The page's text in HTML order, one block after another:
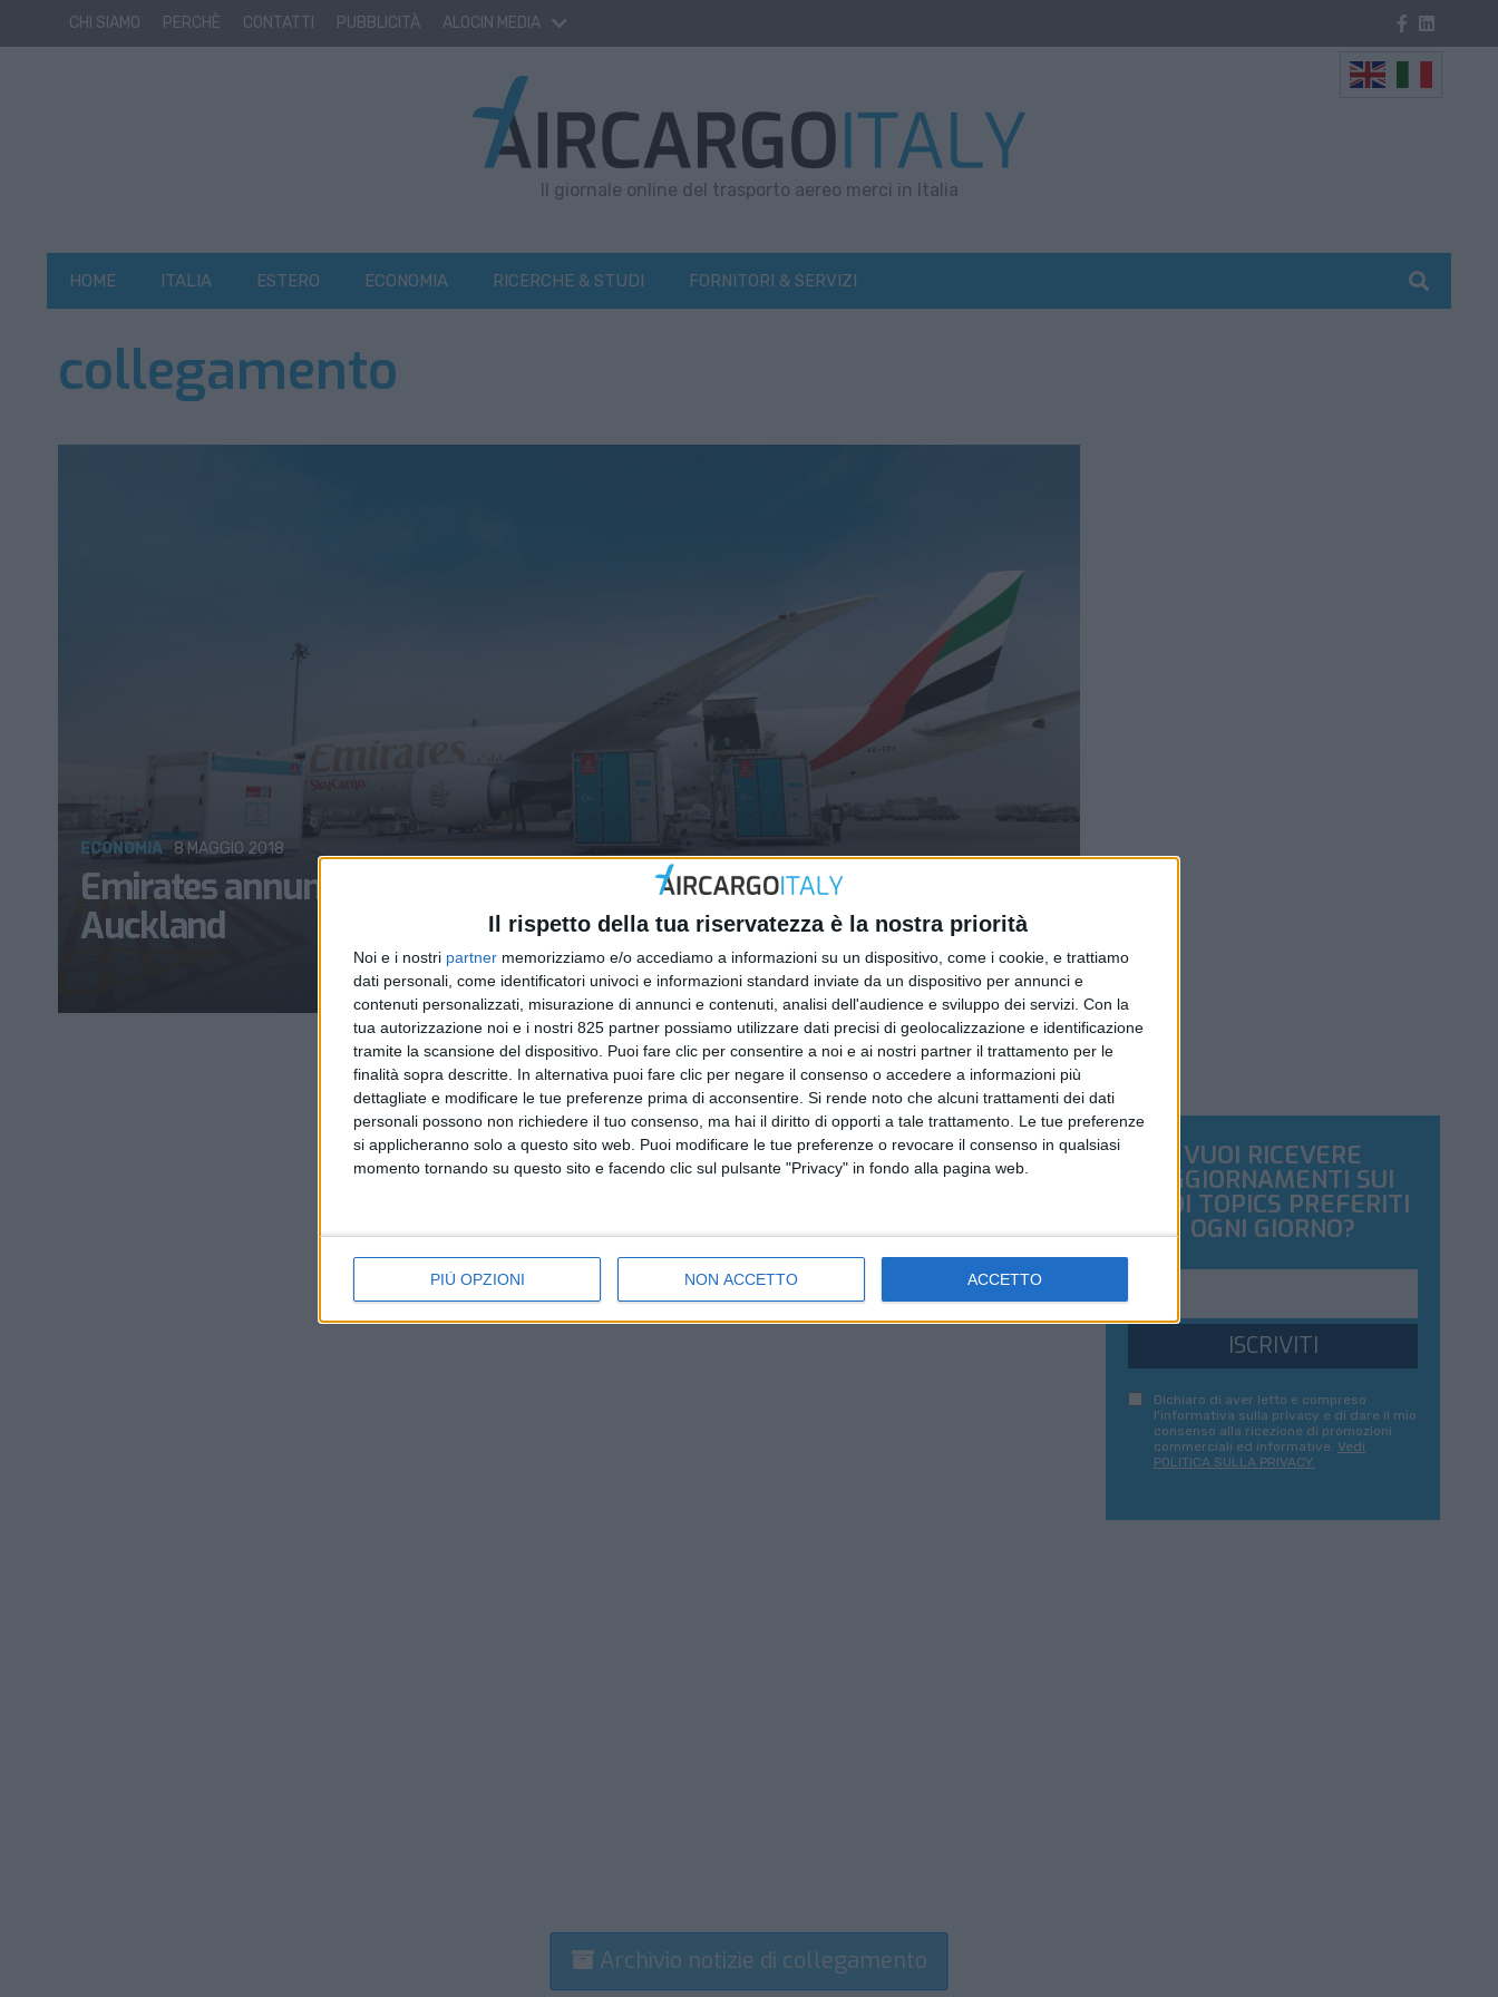
Il rispetto della tua riservatezza è la nostra priorità
Noi e i nostri partner memorizziamo e/o accediamo a informazioni su un dispositivo, come i cookie, e trattiamo
dati personali, come identificatori univoci e informazioni standard inviate da un dispositivo per annunci e
contenuti personalizzati, misurazione di annunci e contenuti, analisi dell'audience e sviluppo dei servizi. Con la
tua autorizzazione noi e i nostri 825 partner possiamo utilizzare dati precisi di geolocalizzazione e identificazione
tramite la scansione del dispositivo. Puoi fare clic per consentire a noi e ai nostri partner il trattamento per le
finalità sopra descritte. In alternativa puoi fare clic per negare il consenso o accedere a informazioni più
dettagliate e modificare le tue preferenze prima di acconsentire. Si rende noto che alcuni trattamenti dei dati
personali possono non richiedere il tuo consenso, ma hai il diritto di opporti a tale trattamento. Le tue preferenze
si applicheranno solo a questo sito web. Puoi modificare le tue preferenze o revocare il consenso in qualsiasi
momento tornando su questo sito e facendo clic sul pulsante "Privacy" in fondo alla pagina web.
PIÙ OPZIONI NON ACCETTO ACCETTO
CHI SIAMO PERCHÈ CONTATTI PUBBLICITÀ ALOCIN MEDIA
Il giornale online del trasporto aereo merci in Italia
HOME ITALIA ESTERO ECONOMIA RICERCHE & STUDI FORNITORI & SERVIZI
collegamento
Emirates annuncia un nuovo volo giornaliero da Dubai ad
Auckland
ECONOMIA 8 MAGGIO 2018
VUOI RICEVERE
AGGIORNAMENTI SUI
TUOI TOPICS PREFERITI
OGNI GIORNO?
ISCRIVITI
Dichiaro di aver letto e compreso
l'informativa sulla privacy e di dare il mio
consenso alla ricezione di promozioni
commerciali ed informative. Vedi
POLITICA SULLA PRIVACY.
Archivio notizie di collegamento